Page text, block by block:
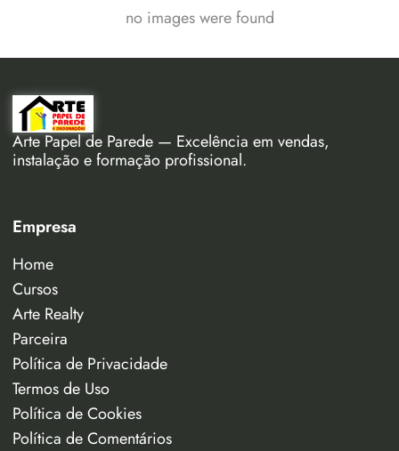
no images were found
Arte Papel de Parede — Excelência em vendas,
instalação e formação profissional.
Empresa
Home
Cursos
Arte Realty
Parceira
Política de Privacidade
Termos de Uso
Política de Cookies
Política de Comentários